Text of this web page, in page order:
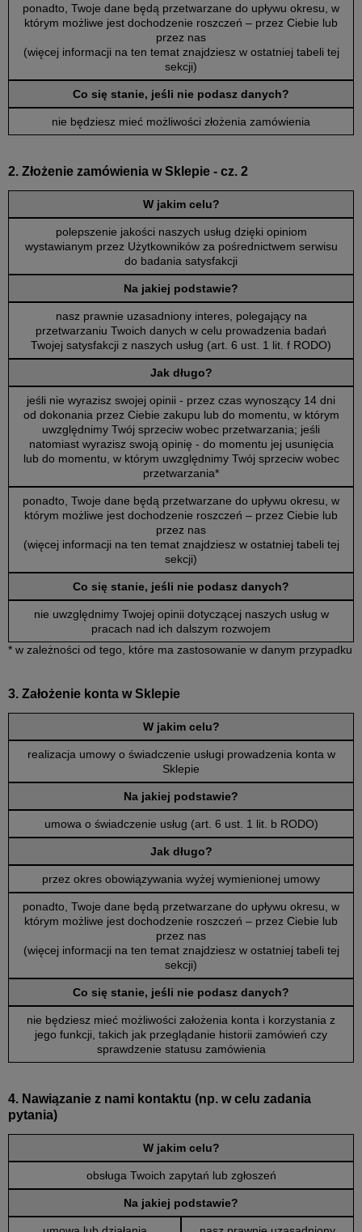
ponadto, Twoje dane będą przetwarzane do upływu okresu, w
którym możliwe jest dochodzenie roszczeń – przez Ciebie lub
przez nas
(więcej informacji na ten temat znajdziesz w ostatniej tabeli tej
sekcji)
Co się stanie, jeśli nie podasz danych?
nie będziesz mieć możliwości złożenia zamówienia
2. Złożenie zamówienia w Sklepie - cz. 2
W jakim celu?
polepszenie jakości naszych usług dzięki opiniom
wystawianym przez Użytkowników za pośrednictwem serwisu
do badania satysfakcji
Na jakiej podstawie?
nasz prawnie uzasadniony interes, polegający na
przetwarzaniu Twoich danych w celu prowadzenia badań
Twojej satysfakcji z naszych usług (art. 6 ust. 1 lit. f RODO)
Jak długo?
jeśli nie wyrazisz swojej opinii - przez czas wynoszący 14 dni
od dokonania przez Ciebie zakupu lub do momentu, w którym
uwzględnimy Twój sprzeciw wobec przetwarzania; jeśli
natomiast wyrazisz swoją opinię - do momentu jej usunięcia
lub do momentu, w którym uwzględnimy Twój sprzeciw wobec
przetwarzania*
ponadto, Twoje dane będą przetwarzane do upływu okresu, w
którym możliwe jest dochodzenie roszczeń – przez Ciebie lub
przez nas
(więcej informacji na ten temat znajdziesz w ostatniej tabeli tej
sekcji)
Co się stanie, jeśli nie podasz danych?
nie uwzględnimy Twojej opinii dotyczącej naszych usług w
pracach nad ich dalszym rozwojem
* w zależności od tego, które ma zastosowanie w danym przypadku
3. Założenie konta w Sklepie
W jakim celu?
realizacja umowy o świadczenie usługi prowadzenia konta w
Sklepie
Na jakiej podstawie?
umowa o świadczenie usług (art. 6 ust. 1 lit. b RODO)
Jak długo?
przez okres obowiązywania wyżej wymienionej umowy
ponadto, Twoje dane będą przetwarzane do upływu okresu, w
którym możliwe jest dochodzenie roszczeń – przez Ciebie lub
przez nas
(więcej informacji na ten temat znajdziesz w ostatniej tabeli tej
sekcji)
Co się stanie, jeśli nie podasz danych?
nie będziesz mieć możliwości założenia konta i korzystania z
jego funkcji, takich jak przeglądanie historii zamówień czy
sprawdzenie statusu zamówienia
4. Nawiązanie z nami kontaktu (np. w celu zadania
pytania)
W jakim celu?
obsługa Twoich zapytań lub zgłoszeń
Na jakiej podstawie?